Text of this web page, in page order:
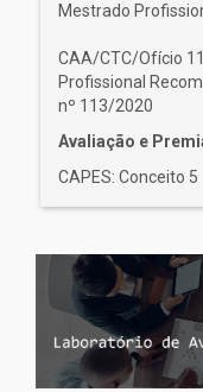
Mestrado
CAA/CTC/Ofício
Profissional
nº 113/2020
Avaliação e
CAPES: Conceito 5